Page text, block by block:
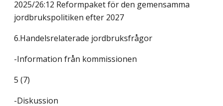
2025/26:12 Reformpaket för den gemensamma
jordbrukspolitiken efter 2027
6.Handelsrelaterade jordbruksfrågor
-Information från kommissionen
5 (7)
-Diskussion